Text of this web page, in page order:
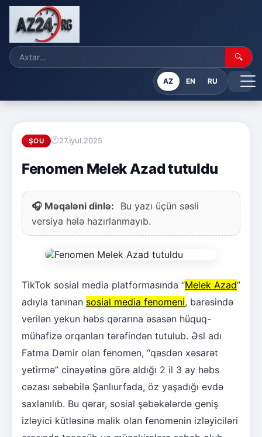
🔍
AZ EN RU
ŞOU 27.İyul.2025
Fenomen Melek Azad tutuldu
🎧 Məqaləni dinlə:
Bu yazı üçün səsli
versiya hələ hazırlanmayıb.
TikTok sosial media platformasında “Melek Azad”
adıyla tanınan sosial media fenomeni, barəsində
verilən yekun həbs qərarına əsasən hüquq-
mühafizə orqanları tərəfindən tutulub. Əsl adı
Fatma Dəmir olan fenomen, “qəsdən xəsarət
yetirmə” cinayətinə görə aldığı 2 il 3 ay həbs
cəzası səbəbilə Şanlıurfada, öz yaşadığı evdə
saxlanılıb. Bu qərar, sosial şəbəkələrdə geniş
izləyici kütləsinə malik olan fenomenin izləyiciləri